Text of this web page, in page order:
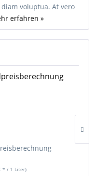
voluptua. At vero
erfahren »
* / 1 Liter)